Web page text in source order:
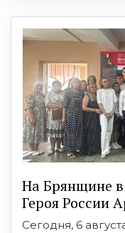
На Брянщине
Героя России
Сегодня, 6